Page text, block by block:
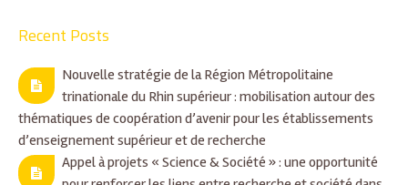
Recent Posts
Nouvelle stratégie de la Région Métropolitaine
trinationale du Rhin supérieur : mobilisation autour des
thématiques de coopération d’avenir pour les établissements
d’enseignement supérieur et de recherche
Appel à projets « Science & Société » : une opportunité